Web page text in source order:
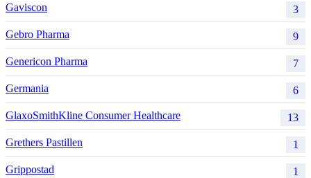
Gaviscon 3
Gebro Pharma 9
Genericon Pharma 7
Germania 6
GlaxoSmithKline Consumer Healthcare 13
Grethers Pastillen 1
Grippostad 1